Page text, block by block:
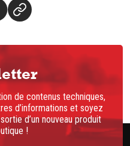
de contenus techniques,
d’informations et soyez
d’un nouveau produit
!